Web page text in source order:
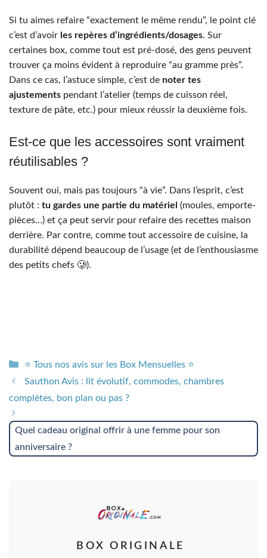
Si tu aimes refaire “exactement le même rendu”, le point clé
c’est d’avoir les repères d’ingrédients/dosages. Sur
certaines box, comme tout est pré-dosé, des gens peuvent
trouver ça moins évident à reproduire “au gramme près”.
Dans ce cas, l’astuce simple, c’est de noter tes
ajustements pendant l’atelier (temps de cuisson réel,
texture de pâte, etc.) pour mieux réussir la deuxième fois.
Est-ce que les accessoires sont vraiment
réutilisables ?
Souvent oui, mais pas toujours “à vie”. Dans l’esprit, c’est
plutôt : tu gardes une partie du matériel (moules, emporte-
pièces…) et ça peut servir pour refaire des recettes maison
derrière. Par contre, comme tout accessoire de cuisine, la
durabilité dépend beaucoup de l’usage (et de l’enthousiasme
des petits chefs 🥲).
Catégories
⭐ Tous nos avis sur les Box Mensuelles ⭐
Sauthon Avis : lit évolutif, commodes, chambres
complètes, bon plan ou pas ?
Quel cadeau original offrir à une femme pour son
anniversaire ?
BOX ORIGINALE